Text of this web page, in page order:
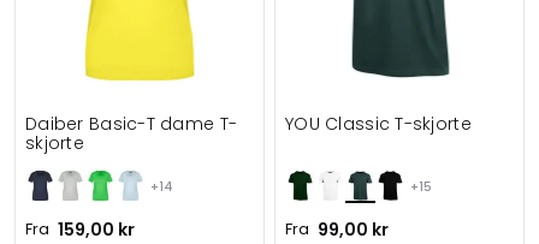
+14
Daiber Basic-T dame T-
skjorte
Fra 159,00 kr
+15
YOU Classic T-skjorte
Fra 99,00 kr